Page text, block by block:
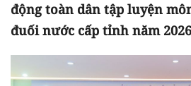
động toàn dân tập luyện
đuối nước cấp tỉnh năm